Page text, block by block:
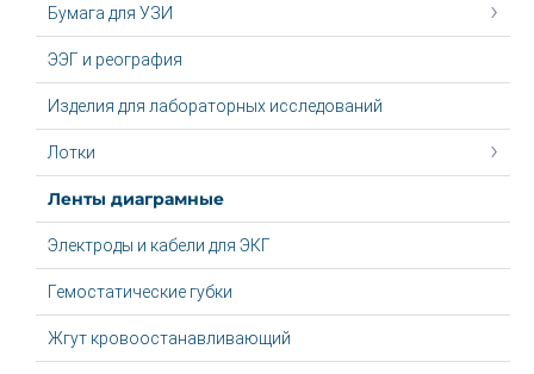
Бумага для УЗИ
ЭЭГ и реография
Изделия для лабораторных исследований
Лотки
Ленты диаграмные
Электроды и кабели для ЭКГ
Гемостатические губки
Жгут крoвooстaнaвливaющий